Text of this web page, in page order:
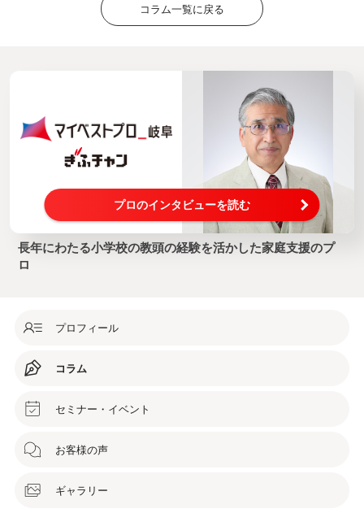
コラム一覧に戻る
プロのインタビューを読む
長年にわたる小学校の教頭の経験を活かした家庭支援のプ
ロ
プロフィール
コラム
セミナー・イベント
お客様の声
ギャラリー